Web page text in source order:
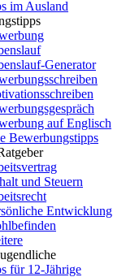
im Ausland
Generator
auf Englisch
Bewerbungstipps
und Steuern
Entwicklung
für 12-Jährige